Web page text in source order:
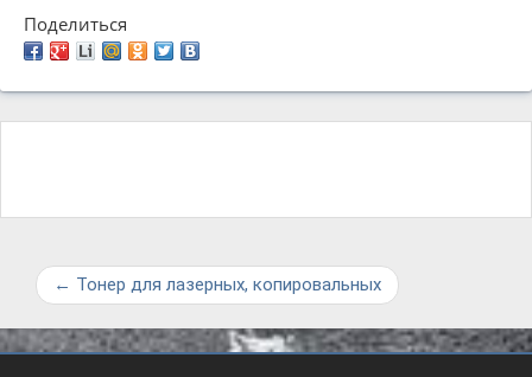
Поделиться
← Тонер для лазерных, копировальных